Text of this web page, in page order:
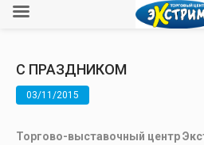
С ПРАЗДНИКОМ
03/11/2015
Торгово-выставочный центр